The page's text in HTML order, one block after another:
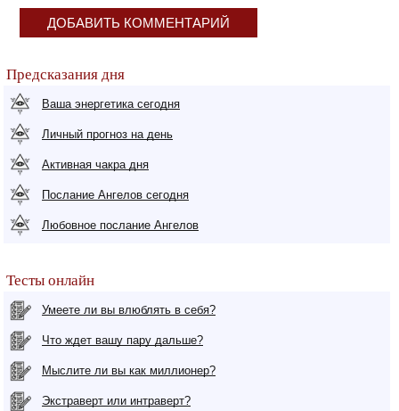
ДОБАВИТЬ КОММЕНТАРИЙ
Предсказания дня
Ваша энергетика сегодня
Личный прогноз на день
Активная чакра дня
Послание Ангелов сегодня
Любовное послание Ангелов
Тесты онлайн
Умеете ли вы влюблять в себя?
Что ждет вашу пару дальше?
Мыслите ли вы как миллионер?
Экстраверт или интраверт?